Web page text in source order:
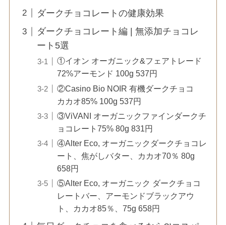
ダークチョコレートの健康効果
ダークチョコレート編 | 無添加チョコレ
ート5選
①イオン オーガニック&フェアトレード
72%アーモンド 100g 537円
②Casino Bio NOIR 有機ダークチョコ
カカオ85% 100g 537円
③ViVANI オーガニックファインダークチ
ョコレート75% 80g 831円
④Alter Eco, オーガニックダークチョコレ
ート、焦がしバター、カカオ70％ 80g
658円
⑤Alter Eco, オーガニック ダークチョコ
レートバー、アーモンドブラックアウ
ト、カカオ85％、75g 658円